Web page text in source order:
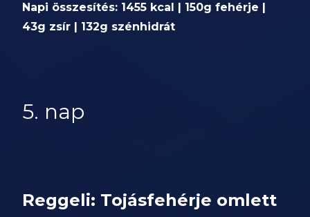
Napi összesítés: 1455 kcal | 150g fehérje |
43g zsír | 132g szénhidrát
5. nap
Reggeli: Tojásfehérje omlett